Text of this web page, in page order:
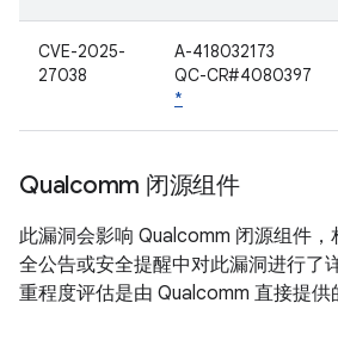
CVE-2025-
27038
A-418032173
QC-CR#4080397
*
Qualcomm 闭源组件
此漏洞会影响 Qualcomm 闭源组件
全公告或安全提醒中对此漏洞进行了
重程度评估是由 Qualcomm 直接提供